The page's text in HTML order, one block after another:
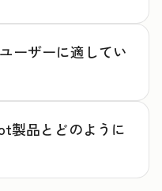
ーザーに適してい
製品とどのように